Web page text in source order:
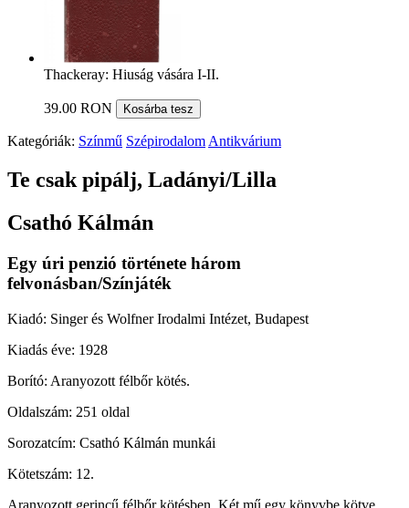
Thackeray: Hiuság vására I-II.
39.00 RON Kosárba tesz
Kategóriák: Színmű Szépirodalom Antikvárium
Te csak pipálj, Ladányi/Lilla
Csathó Kálmán
Egy úri penzió története három
felvonásban/Színjáték
Kiadó: Singer és Wolfner Irodalmi Intézet, Budapest
Kiadás éve: 1928
Borító: Aranyozott félbőr kötés.
Oldalszám: 251 oldal
Sorozatcím: Csathó Kálmán munkái
Kötetszám: 12.
Aranyozott gerincű félbőr kötésben. Két mű egy könyvbe kötve.